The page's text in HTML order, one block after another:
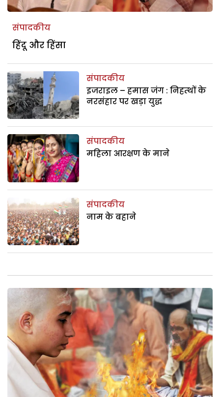
संपादकीय
हिंदू और हिंसा
संपादकीय
इजराइल – हमास जंग : निहत्थों के
नरसंहार पर खड़ा युद्ध
संपादकीय
महिला आरक्षण के माने
संपादकीय
नाम के बहाने